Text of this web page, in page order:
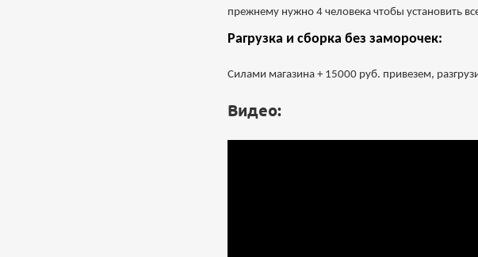
прежнему нужно 4 человека чтобы установить
Рагрузка и сборка без заморочек:
Силами магазина + 15000 руб. привезем,
Видео: